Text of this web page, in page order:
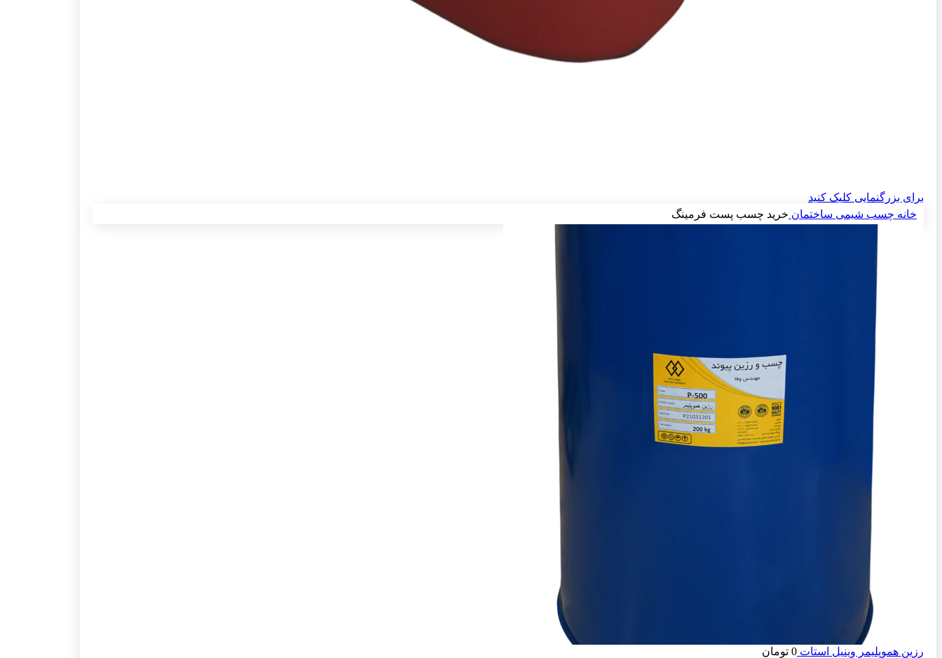
برای بزرگنمایی کلیک کنید
خانه چسب شیمی ساختمان خرید چسب پست فرمینگ
رزین هموپلیمر وینیل استات 0 تومان